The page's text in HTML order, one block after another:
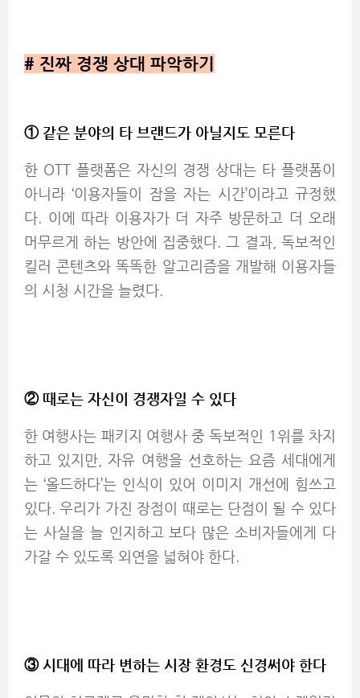
# 진짜 경쟁 상대 파악하기
① 같은 분야의 타 브랜드가 아닐지도 모른다
한 OTT 플랫폼은 자신의 경쟁 상대는 타 플랫폼이
아니라 ‘이용자들이 잠을 자는 시간’이라고 규정했
다. 이에 따라 이용자가 더 자주 방문하고 더 오래
머무르게 하는 방안에 집중했다. 그 결과, 독보적인
킬러 콘텐츠와 똑똑한 알고리즘을 개발해 이용자들
의 시청 시간을 늘렸다.
② 때로는 자신이 경쟁자일 수 있다
한 여행사는 패키지 여행사 중 독보적인 1위를 차지
하고 있지만, 자유 여행을 선호하는 요즘 세대에게
는 ‘올드하다’는 인식이 있어 이미지 개선에 힘쓰고
있다. 우리가 가진 장점이 때로는 단점이 될 수 있다
는 사실을 늘 인지하고 보다 많은 소비자들에게 다
가갈 수 있도록 외연을 넓혀야 한다.
③ 시대에 따라 변하는 시장 환경도 신경써야 한다